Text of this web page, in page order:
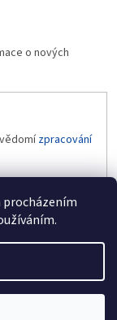
procházením
o nových
zpracování
vyhrazena.